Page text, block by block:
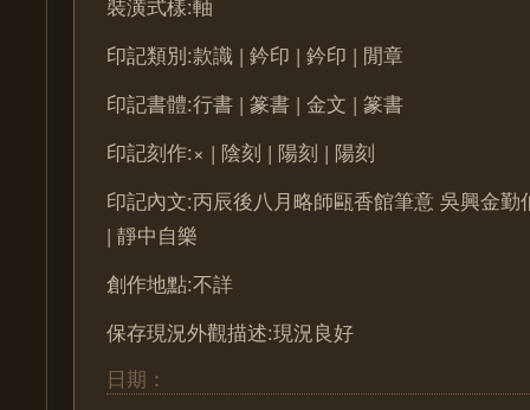
裝潢式樣:軸
印記類別:款識 | 鈐印 | 鈐印 | 閒章
印記書體:行書 | 篆書 | 金文 | 篆書
印記刻作:× | 陰刻 | 陽刻 | 陽刻
印記內文:丙辰後八月略師甌香館筆意 吳興金勤
| 靜中自樂
創作地點:不詳
保存現況外觀描述:現況良好
日期：